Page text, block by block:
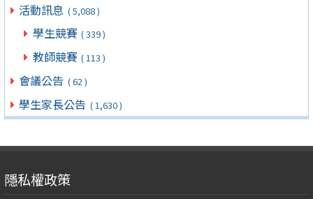
活動訊息 ( 5,088 )
學生競賽 ( 339 )
教師競賽 ( 113 )
會議公告 ( 62 )
學生家長公告 ( 1,630 )
隱私權政策